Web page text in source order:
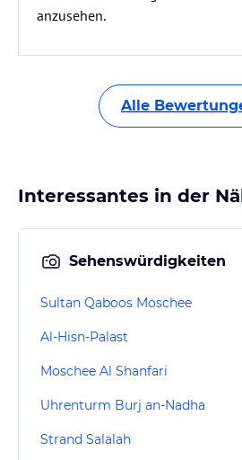
anzusehen.
Alle
Interessantes in der
Sehenswürdigkeiten
Sultan Qaboos Moschee
Al-Hisn-Palast
Moschee Al Shanfari
Uhrenturm Burj an-Nadha
Strand Salalah